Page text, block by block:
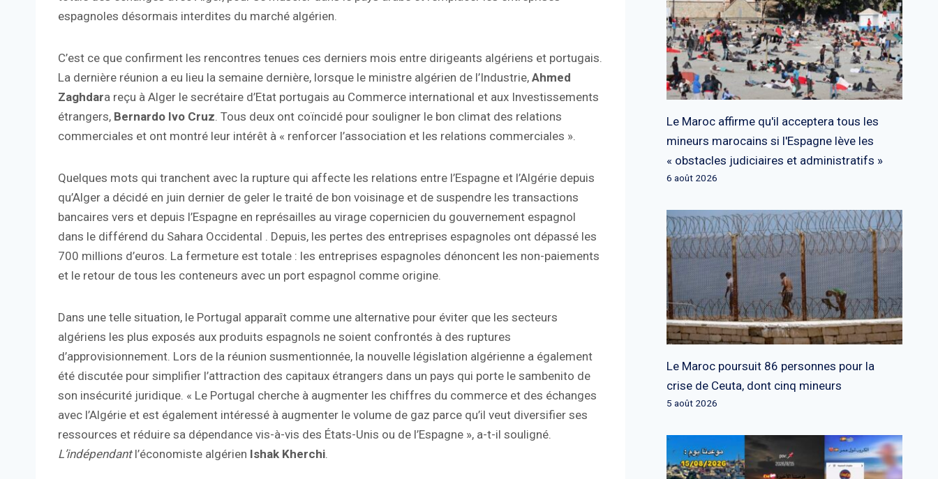
espagnoles désormais interdites du marché algérien.
C’est ce que confirment les rencontres tenues ces derniers mois entre dirigeants algériens et portugais.
La dernière réunion a eu lieu la semaine dernière, lorsque le ministre algérien de l’Industrie, Ahmed
Zaghdara reçu à Alger le secrétaire d’Etat portugais au Commerce international et aux Investissements
étrangers, Bernardo Ivo Cruz. Tous deux ont coïncidé pour souligner le bon climat des relations
commerciales et ont montré leur intérêt à « renforcer l’association et les relations commerciales ».
Quelques mots qui tranchent avec la rupture qui affecte les relations entre l’Espagne et l’Algérie depuis
qu’Alger a décidé en juin dernier de geler le traité de bon voisinage et de suspendre les transactions
bancaires vers et depuis l’Espagne en représailles au virage copernicien du gouvernement espagnol
dans le différend du Sahara Occidental . Depuis, les pertes des entreprises espagnoles ont dépassé les
700 millions d’euros. La fermeture est totale : les entreprises espagnoles dénoncent les non-paiements
et le retour de tous les conteneurs avec un port espagnol comme origine.
Dans une telle situation, le Portugal apparaît comme une alternative pour éviter que les secteurs
algériens les plus exposés aux produits espagnols ne soient confrontés à des ruptures
d’approvisionnement. Lors de la réunion susmentionnée, la nouvelle législation algérienne a également
été discutée pour simplifier l’attraction des capitaux étrangers dans un pays qui porte le sambenito de
son insécurité juridique. « Le Portugal cherche à augmenter les chiffres du commerce et des échanges
avec l’Algérie et est également intéressé à augmenter le volume de gaz parce qu’il veut diversifier ses
ressources et réduire sa dépendance vis-à-vis des États-Unis ou de l’Espagne », a-t-il souligné.
L’indépendantl’économiste algérien Ishak Kherchi.
Le Maroc affirme qu'il acceptera tous les
mineurs marocains si l'Espagne lève les
« obstacles judiciaires et administratifs »
6 août 2026
Le Maroc poursuit 86 personnes pour la
crise de Ceuta, dont cinq mineurs
5 août 2026